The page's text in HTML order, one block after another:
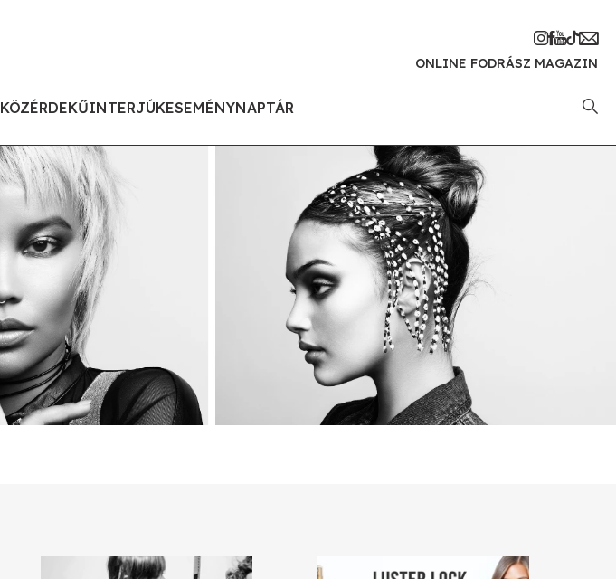
ONLINE FODRÁSZ MAGAZIN
KÖZÉRDEKŰINTERJÚKESEMÉNYNAPTÁR